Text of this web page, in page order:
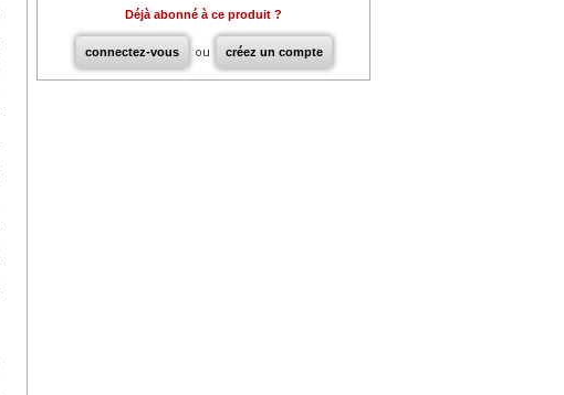
Déjà abonné à ce produit ?
connectez-vous ou créez un compte